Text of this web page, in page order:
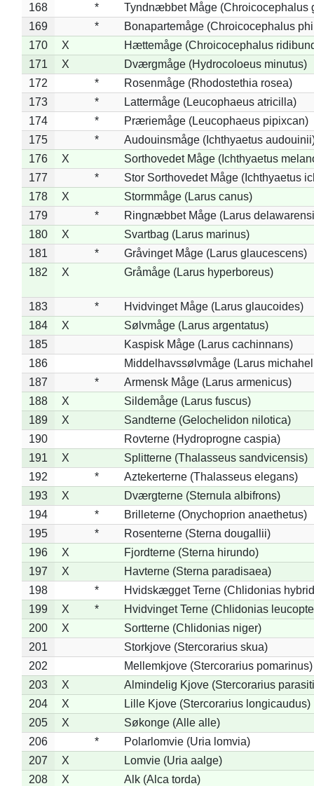
168
*
Tyndnæbbet Måge (Chroicocephalus
169
*
Bonapartemåge (Chroicocephalus
170
X
Hættemåge (Chroicocephalus
171
X
Dværgmåge (Hydrocoloeus minutus)
172
*
Rosenmåge (Rhodostethia rosea)
173
*
Lattermåge (Leucophaeus atricilla)
174
*
Præriemåge (Leucophaeus pipixcan)
175
*
Audouinsmåge (Ichthyaetus
176
X
Sorthovedet Måge (Ichthyaetus
177
*
Stor Sorthovedet Måge (Ichthyaetus
178
X
Stormmåge (Larus canus)
179
*
Ringnæbbet Måge (Larus
180
X
Svartbag (Larus marinus)
181
*
Gråvinget Måge (Larus glaucescens)
182
X Gråmåge (Larus hyperboreus)
183 *
Hvidvinget Måge (Larus glaucoides)
184
X
Sølvmåge (Larus argentatus)
185
Kaspisk Måge (Larus cachinnans)
186
Middelhavssølvmåge (Larus
187
*
Armensk Måge (Larus armenicus)
188
X
Sildemåge (Larus fuscus)
189
X
Sandterne (Gelochelidon nilotica)
190
Rovterne (Hydroprogne caspia)
191
X
Splitterne (Thalasseus sandvicensis)
192
*
Aztekerterne (Thalasseus elegans)
193
X
Dværgterne (Sternula albifrons)
194
*
Brilleterne (Onychoprion anaethetus)
195
*
Rosenterne (Sterna dougallii)
196
X
Fjordterne (Sterna hirundo)
197
X
Havterne (Sterna paradisaea)
198
*
Hvidskægget Terne (Chlidonias
199
X *
Hvidvinget Terne (Chlidonias
200
X
Sortterne (Chlidonias niger)
201
Storkjove (Stercorarius skua)
202
Mellemkjove (Stercorarius pomarinus)
203
X
Almindelig Kjove (Stercorarius
204
X
Lille Kjove (Stercorarius longicaudus)
205
X
Søkonge (Alle alle)
206
*
Polarlomvie (Uria lomvia)
207
X
Lomvie (Uria aalge)
208
X
Alk (Alca torda)